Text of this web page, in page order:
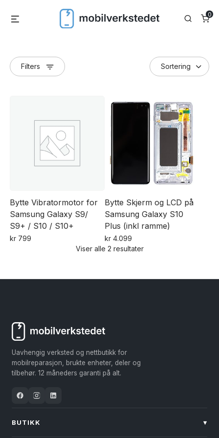
Search
0
Filters
Bytte Vibratormotor for
Samsung Galaxy S9/
S9+ / S10 / S10+
kr 799
Bytte Skjerm og LCD på
Samsung Galaxy S10
Plus (inkl ramme)
kr 4.099
Dette
har
kan
på
produktsiden
Viser alle 2 resultater
Uavhengig verksted og nettbutikk for
mobilreparasjon, brukte enheter, deler og
tilbehør. 12 måneders garanti på alt.
BUTIKK ▾